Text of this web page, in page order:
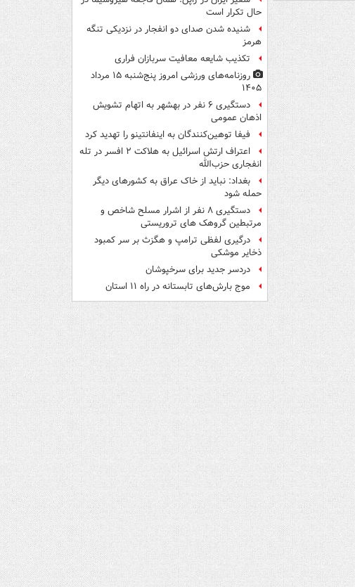
حال تکرار است
شنیده شدن صدای دو انفجار در نزدیکی تنگه
هرمز
تکذیب شایعه معافیت سربازان فراری
روزنامه‌های ورزشی امروز پنج‌شنبه ۱۵ مرداد
۱۴۰۵
دستگیری ۶ نفر در بهشهر به اتهام تشویش
اذهان عمومی
فیفا توهین‌کنندگان به اینفانتینو را تهدید کرد
اعتراف ارتش اسرائیل به هلاکت ۲ افسر در تله
انفجاری حزب‌الله
بغداد: نباید از خاک عراق به کشورهای دیگر
حمله شود
دستگیری ۸ نفر از اشرار مسلح شاخص و
مرتبطین گروهک های تروریستی
درگیری لفظی ترامپ و هگزث بر سر کمبود
ذخایر موشکی
دردسر جدید برای سرخپوشان
موج بارش‌های تابستانه در راه ۱۱ استان